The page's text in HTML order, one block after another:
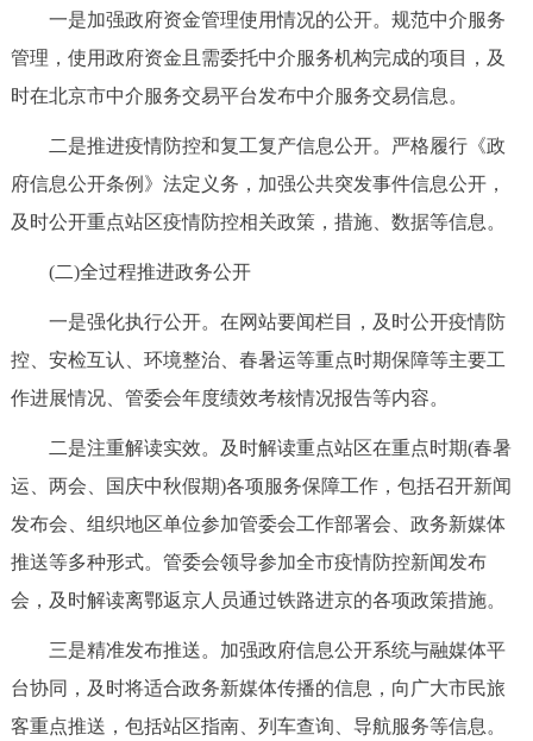
12345网上接诉即办 我要咨询 我要建议
走进北京
绿色北京 图说北京 视频北京
多语种
한국어
ESPAÑOL العربية PORTUGUÊS
ITALIANO
回到顶部
一是加强政府资金管理使用情况的公开。规范中介服务
管理，使用政府资金且需委托中介服务机构完成的项目，及
时在北京市中介服务交易平台发布中介服务交易信息。
二是推进疫情防控和复工复产信息公开。严格履行《政
府信息公开条例》法定义务，加强公共突发事件信息公开，
及时公开重点站区疫情防控相关政策，措施、数据等信息。
(二)全过程推进政务公开
一是强化执行公开。在网站要闻栏目，及时公开疫情防
控、安检互认、环境整治、春暑运等重点时期保障等主要工
作进展情况、管委会年度绩效考核情况报告等内容。
二是注重解读实效。及时解读重点站区在重点时期(春暑
运、两会、国庆中秋假期)各项服务保障工作，包括召开新闻
发布会、组织地区单位参加管委会工作部署会、政务新媒体
推送等多种形式。管委会领导参加全市疫情防控新闻发布
会，及时解读离鄂返京人员通过铁路进京的各项政策措施。
三是精准发布推送。加强政府信息公开系统与融媒体平
台协同，及时将适合政务新媒体传播的信息，向广大市民旅
客重点推送，包括站区指南、列车查询、导航服务等信息。